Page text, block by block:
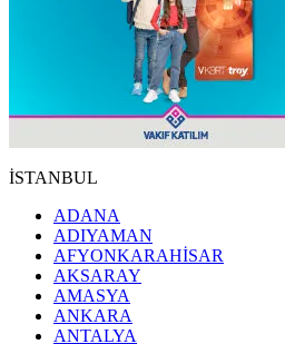
İSTANBUL
ADANA
ADIYAMAN
AFYONKARAHİSAR
AKSARAY
AMASYA
ANKARA
ANTALYA